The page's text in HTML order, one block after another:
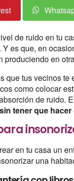
de ruido en tu
es que, en
produciendo en
que tus vecinos
como colocar
de ruido.
tener que hacer
en tu casa un
una